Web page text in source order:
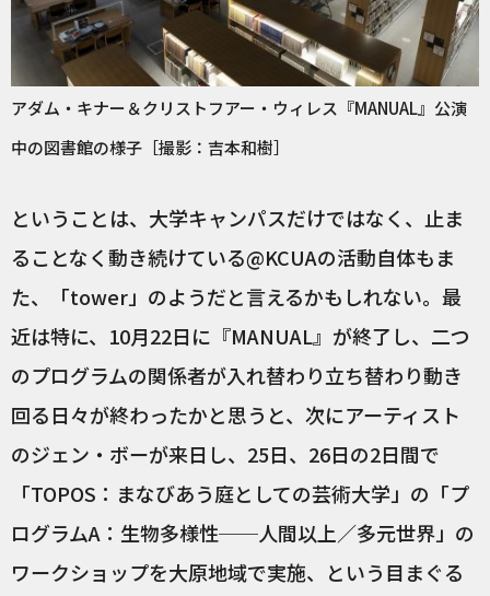
アダム・キナー＆クリストフアー・ウィレス『MANUAL』公演
中の図書館の様子［撮影：吉本和樹］
ということは、大学キャンパスだけではなく、止ま
ることなく動き続けている@KCUAの活動自体もま
た、「tower」のようだと言えるかもしれない。最
近は特に、10月22日に『MANUAL』が終了し、二つ
のプログラムの関係者が入れ替わり立ち替わり動き
回る日々が終わったかと思うと、次にアーティスト
のジェン・ボーが来日し、25日、26日の2日間で
「TOPOS：まなびあう庭としての芸術大学」の「プ
ログラムA：生物多様性──人間以上／多元世界」の
ワークショップを大原地域で実施、という目まぐる